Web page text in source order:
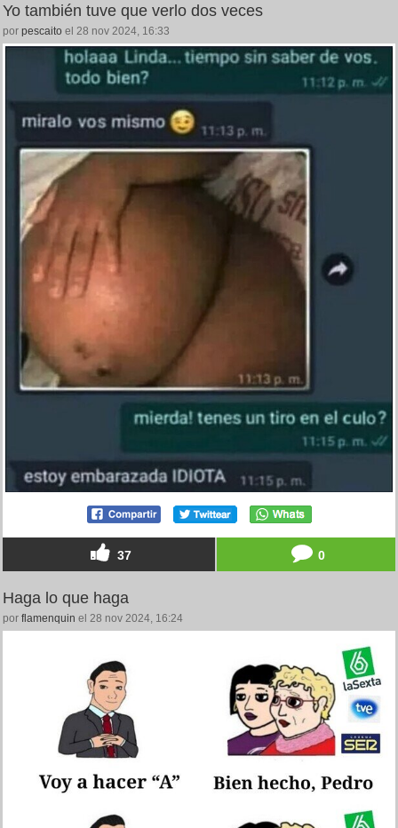
Yo también tuve que verlo dos veces
por pescaito el 28 nov 2024, 16:33
37 0
Haga lo que haga
por flamenquin el 28 nov 2024, 16:24